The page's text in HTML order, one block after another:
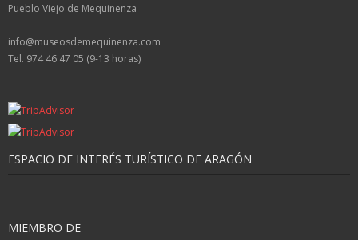
Pueblo Viejo de Mequinenza
info@museosdemequinenza.com
Tel. 974 46 47 05 (9-13 horas)
ESPACIO DE INTERÉS TURÍSTICO DE ARAGÓN
MIEMBRO DE